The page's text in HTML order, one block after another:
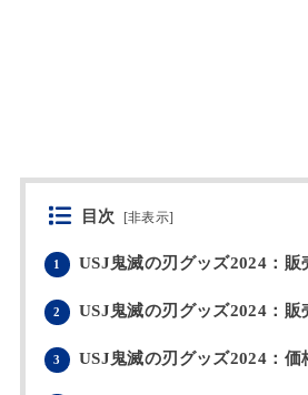
目次 [非表示]
1 USJ鬼滅の刃グッズ2024：販
2 USJ鬼滅の刃グッズ2024：販
3 USJ鬼滅の刃グッズ2024：価